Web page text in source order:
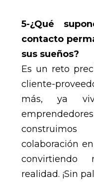
5-¿Qué
contacto
sus sueños?
Es un reto
cliente-
más, ya
colaboración
convirtiendo
realidad. ¡Sin